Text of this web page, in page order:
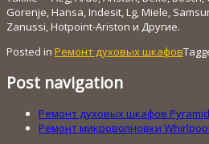
Gorenje, Hansa, Indesit, Lg, Miele,
Zanussi, Hotpoint-Ariston и Другие.
Posted in Ремонт духовых шкафов
Post navigation
Ремонт духовых шкафов
Ремонт микроволновки